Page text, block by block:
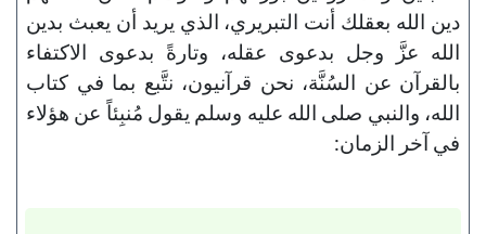
دين الله بعقلك أنت التبريري، الذي يريد أن يعبث بدين
الله عزَّ وجل بدعوى عقله، وتارةً بدعوى الاكتفاء
بالقرآن عن السُنَّة، نحن قرآنيون، نتَّبع بما في كتاب
الله، والنبي صلى الله عليه وسلم يقول مُنبِئاً عن هؤلاء
في آخر الزمان: